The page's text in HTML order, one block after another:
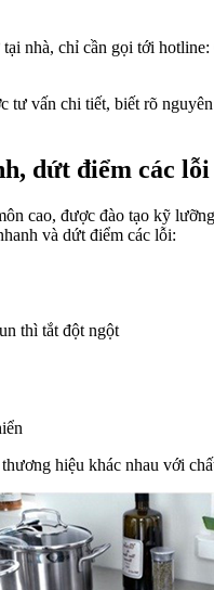
nhà, chỉ cần gọi tới
vấn chi tiết, biết rõ
dứt điểm các
cao, được đào tạo kỹ
và dứt điểm các lỗi:
thì tắt đột ngột
hiệu khác nhau với